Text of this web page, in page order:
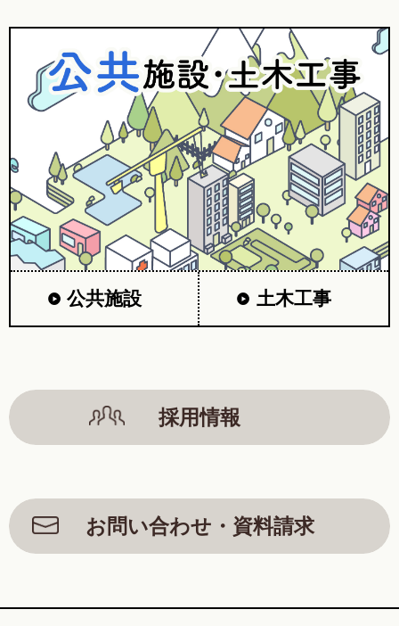
公共施設 土木工事
採用情報
お問い合わせ・資料請求